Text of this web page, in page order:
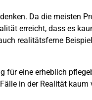
Da die meisten
erreicht, dass es
realitätsferne
für eine erheblich
in der Realität kaum